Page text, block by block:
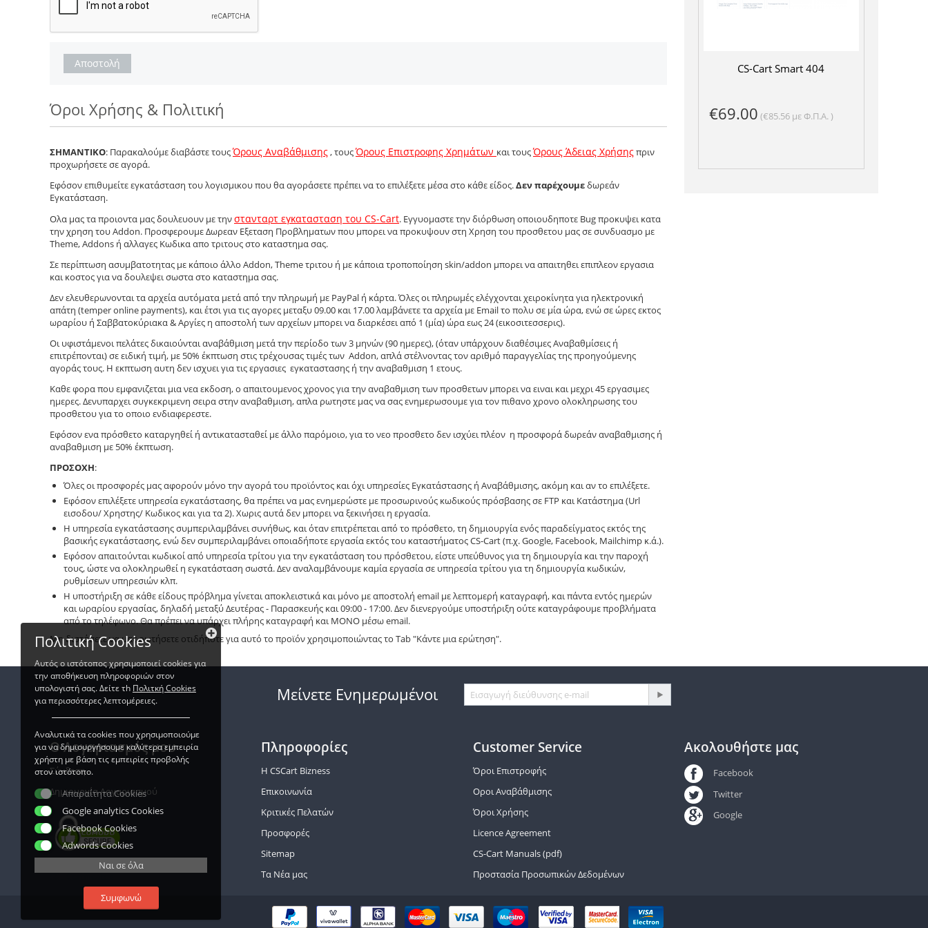
Αποστολή
Όροι Χρήσης & Πολιτική
ΣΗΜΑΝΤΙΚΟ: Παρακαλούμε διαβάστε τουςΌρους Αναβάθμισης, τουςΌρους Επιστροφης Χρημάτων και τουςΌρους Άδειας Χρήσηςπριν
προχωρήσετε σε αγορά.
Εφόσον επιθυμείτε εγκατάσταση του λογισμικου που θα αγοράσετε πρέπει να το επιλέξετε μέσα στο κάθε είδος.Δεν παρέχουμεδωρεάν
Εγκατάσταση.
Ολα μας τα προιοντα μας δουλευουν με τηνστανταρτ εγκατασταση του CS-Cart. Εγγυομαστε την διόρθωση οποιουδηποτε Bug προκυψει κατα
την χρηση του Addon. Προσφερουμε Δωρεαν Εξεταση Προβληματων που μπορει να προκυψουν στη Χρηση του προσθετου μας σε συνδυασμο με
Theme, Addons ή αλλαγες Κωδικα απο τριτους στο καταστημα σας.
Σε περίπτωση ασυμβατοτητας με κάποιο άλλο Addon, Theme τριτου ή με κάποια τροποπoίηση skin/addon μπορει να απαιτηθει επιπλεον εργασια
και κοστος για να δουλεψει σωστα στο καταστημα σας.
Δεν ελευθερωνονται τα αρχεία αυτόματα μετά από την πληρωμή με PayPal ή κάρτα. Όλες οι πληρωμές ελέγχονται χειροκίνητα για ηλεκτρονική
απάτη (temper online payments), και έτσι για τις αγορες μεταξυ 09.00 και 17.00 λαμβάνετε τα αρχεία με Email το πολυ σε μία ώρα, ενώ σε ώρες εκτος
ωραρίου ή Σαββατοκύριακα & Αργίες η αποστολή των αρχείων μπορει να διαρκέσει από 1 (μία) ώρα εως 24 (εικοσιτεσσερις).
Οι υφιστάμενοι πελάτες δικαιούνται αναβάθμιση μετά την περίοδο των 3 μηνών (90 ημερες), (όταν υπάρχουν διαθέσιμες Αναβαθμίσεις ή
επιτρέπονται) σε ειδική τιμή, με 50% έκπτωση στις τρέχουσας τιμές των Addon, απλά στέλνοντας τον αριθμό παραγγελίας της προηγούμενης
αγοράς τους. H εκπτωση αυτη δεν ισχυει για τις εργασιες εγκαταστασης ή την αναβαθμιση 1 ετους.
Καθε φορα που εμφανιζεται μια νεα εκδοση, ο απαιτουμενος χρονος για την αναβαθμιση των προσθετων μπορει να ειναι και μεχρι 45 εργασιμες
ημερες. Δενυπαρχει συγκεκριμενη σειρα στην αναβαθμιση, απλα ρωτηστε μας να σας ενημερωσουμε για τον πιθανο χρονο ολοκληρωσης του
προσθετου για το οποιο ενδιαφερεστε.
Εφόσον ενα πρόσθετο καταργηθεί ή αντικατασταθεί με άλλο παρόμοιο, για το νεο προσθετο δεν ισχύει πλέον η προσφορά δωρεάν αναβαθμισης ή
αναβαθμιση με 50% έκπτωση.
ΠΡΟΣΟΧΗ:
Όλες οι προσφορές μας αφορούν μόνο την αγορά του προϊόντος και όχι υπηρεσίες Εγκατάστασης ή Αναβάθμισης, ακόμη και αν το επιλέξετε.
Εφόσον επιλέξετε υπηρεσία εγκατάστασης, θα πρέπει να μας ενημερώστε με προσωρινούς κωδικούς πρόσβασης σε FTP και Κατάστημα (Url
εισοδου/ Χρηστης/ Κωδικος και για τα 2). Χωρις αυτά δεν μπορει να ξεκινήσει η εργασία.
Η υπηρεσία εγκατάστασης συμπεριλαμβάνει συνήθως, και όταν επιτρέπεται από το πρόσθετο, τη δημιουργία ενός παραδείγματος εκτός της
βασικής εγκατάστασης, ενώ δεν συμπεριλαμβάνει οποιαδήποτε εργασία εκτός του καταστήματος CS-Cart (π.χ. Google, Facebook, Mailchimp κ.ά.).
Εφόσον απαιτούνται κωδικοί από υπηρεσία τρίτου για την εγκατάσταση του πρόσθετου, είστε υπεύθυνος για τη δημιουργία και την παροχή
τους, ώστε να ολοκληρωθεί η εγκατάσταση σωστά. Δεν αναλαμβάνουμε καμία εργασία σε υπηρεσία τρίτου για τη δημιουργία κωδικών,
ρυθμίσεων υπηρεσιών κλπ.
Η υποστήριξη σε κάθε είδους πρόβλημα γίνεται αποκλειστικά και μόνο με αποστολή email με λεπτομερή καταγραφή, και πάντα εντός ημερών
και ωραρίου εργασίας, δηλαδή μεταξύ Δευτέρας - Παρασκευής και 09:00 - 17:00. Δεν διενεργούμε υποστήριξη ούτε καταγράφουμε προβλήματα
από το τηλέφωνο. Θα πρέπει να υπάρχει πλήρης καταγραφή και ΜΟΝΟ μέσω email.
Μη διστάσετε να μας ρωτήσετε οτιδήποτε για αυτό το προϊόν χρησιμοποιώντας το Tab "Κάντε μια ερώτηση".
CS-Cart Smart 404
€69.00 (€85.56 με Φ.Π.Α. )
Μείνετε Ενημερωμένοι
Ο Λογαριασμός μου
Σύνδεση
Δημιουργία Λογαριασμού
SSL Certificates
Πληροφορίες
Η CSCart Bizness
Επικοινωνία
Κριτικές Πελατών
Προσφορές
Sitemap
Τα Νέα μας
Customer Service
Όροι Επιστροφής
Οροι Αναβάθμισης
Όροι Χρήσης
Licence Agreement
CS-Cart Manuals (pdf)
Προστασία Προσωπικών Δεδομένων
Ακολουθήστε μας
Facebook
Twitter
Google
Πολιτική Cookies
Αυτός ο ιστότοπος χρησιμοποιεί cookies για
την αποθήκευση πληροφοριών στον
υπολογιστή σας. Δείτε τh Πολιτκή Cookies
για περισσότερες λεπτομέρειες.
Αναλυτικά τα cookies που χρησιμοποιούμε
για να δημιουργήσουμε καλύτερα εμπειρία
χρήστη με βάση τις εμπειρίες προβολής
στον ιστότοπο.
Απαραίτητα Cookies
Google analytics Cookies
Facebook Cookies
Adwords Cookies
Ναι σε όλα
Συμφωνώ